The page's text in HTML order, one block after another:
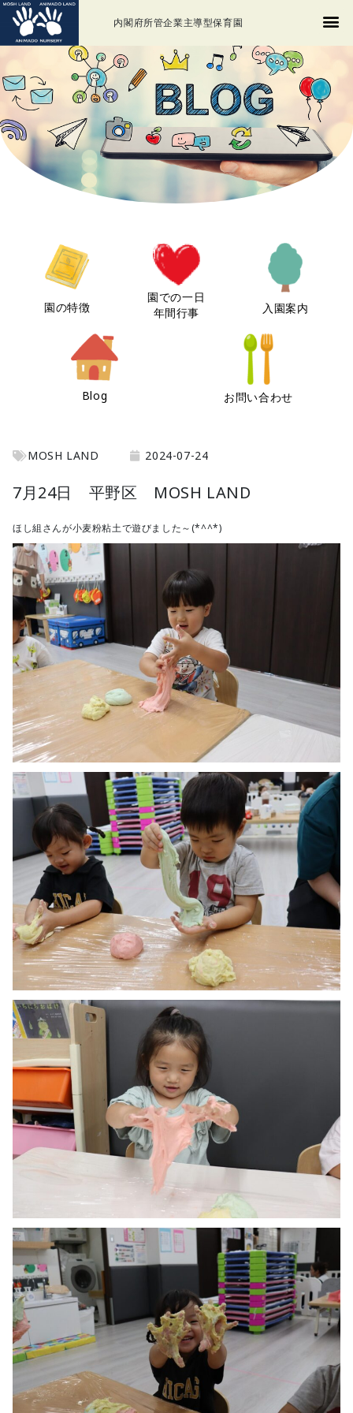
内閣府所管企業主導型保育園
園の特徴
園での一日
年間行事
入園案内
Blog お問い合わせ
MOSH LAND 2024-07-24
7月24日 平野区 MOSH LAND
ほし組さんが小麦粉粘土で遊びました～(*^^*)